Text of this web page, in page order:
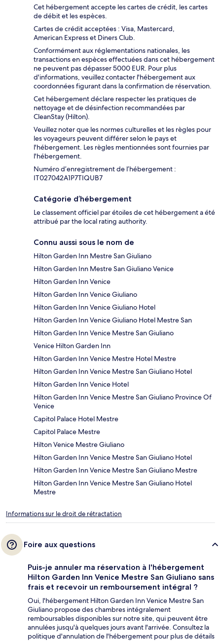
Cet hébergement accepte les cartes de crédit, les cartes
de débit et les espèces.
Cartes de crédit acceptées : Visa, Mastercard,
American Express et Diners Club.
Conformément aux réglementations nationales, les
transactions en espèces effectuées dans cet hébergement
ne peuvent pas dépasser 5000 EUR. Pour plus
d'informations, veuillez contacter l'hébergement aux
coordonnées figurant dans la confirmation de réservation.
Cet hébergement déclare respecter les pratiques de
nettoyage et de désinfection recommandées par
CleanStay (Hilton).
Veuillez noter que les normes culturelles et les règles pour
les voyageurs peuvent différer selon le pays et
l'hébergement. Les règles mentionnées sont fournies par
l'hébergement.
Numéro d’enregistrement de l’hébergement :
IT027042A1P7TIQUB7
Catégorie d’hébergement
Le classement officiel par étoiles de cet hébergement a été
attribué par the local rating authority.
Connu aussi sous le nom de
Hilton Garden Inn Mestre San Giuliano
Hilton Garden Inn Mestre San Giuliano Venice
Hilton Garden Inn Venice
Hilton Garden Inn Venice Giuliano
Hilton Garden Inn Venice Giuliano Hotel
Hilton Garden Inn Venice Giuliano Hotel Mestre San
Hilton Garden Inn Venice Mestre San Giuliano
Venice Hilton Garden Inn
Hilton Garden Inn Venice Mestre Hotel Mestre
Hilton Garden Inn Venice Mestre San Giuliano Hotel
Hilton Garden Inn Venice Hotel
Hilton Garden Inn Venice Mestre San Giuliano Province Of
Venice
Capitol Palace Hotel Mestre
Capitol Palace Mestre
Hilton Venice Mestre Giuliano
Hilton Garden Inn Venice Mestre San Giuliano Hotel
Hilton Garden Inn Venice Mestre San Giuliano Mestre
Hilton Garden Inn Venice Mestre San Giuliano Hotel
Mestre
Informations sur le droit de rétractation
Foire aux questions
Puis-je annuler ma réservation à l'hébergement
Hilton Garden Inn Venice Mestre San Giuliano sans
frais et recevoir un remboursement intégral ?
Oui, l'hébergement Hilton Garden Inn Venice Mestre San
Giuliano propose des chambres intégralement
remboursables disponibles sur notre site, qui peuvent être
annulées jusqu'à quelques jours avant l'arrivée. Consultez la
politique d'annulation de l'hébergement pour plus de détails